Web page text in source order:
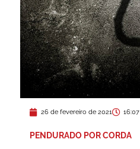
26 de fevereiro de 2021 16:07
PENDURADO POR CORDA